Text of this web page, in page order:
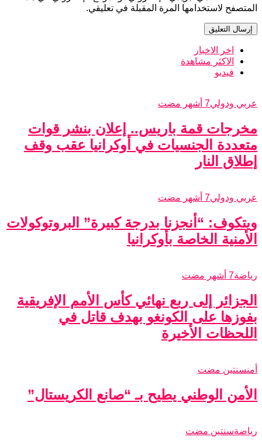
المتصفح لاستخدامها المرة المقبلة في تعليقي.
اخر الاخبار
الاكثر مشاهدة
فيديو
عربي ودولي7 أشهر مضت
مخرجات قمة باريس.. إعلان بنشر قوات
متعددة الجنسيات في أوكرانيا عقب وقف
إطلاق النار
عربي ودولي7 أشهر مضت
ويتكوف: “أنجزنا بدرجة كبيرة” البروتوكولات
الأمنية الخاصة بأوكرانيا
رياضة7 أشهر مضت
الجزائر إلى ربع نهائي كأس الأمم الإفريقية
بفوزها على الكونغو بهدف قاتل في
اللحظات الأخيرة
أمنسنتين مضت
الأمن الوطني يطيح بـ “صانع الكريستال”
رياضةسنتين مضت